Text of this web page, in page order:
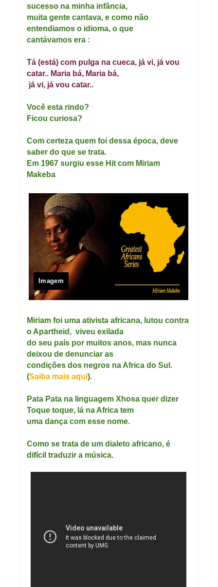
sucesso na minha infância,
muita gente cantava, e como não
entendiamos o idioma, o que
cantávamos era :
Tá (está) com pulga na cueca, já vi, já vou
catar.. Maria bá, Maria bá,
já vi, já vou catar..
Você esta rindo?
Ficou curiosa?
Com certeza quem foi dessa época, deve
saber do que se trata.
Em 1967 surgiu esse Hit com Miriam
Makeba
Imagem
Miriam foi uma ativista africana, lutou contra
o Apartheid , viveu exilada
do seu país por muitos anos, mas nunca
deixou de denunciar as
condições dos negros na Africa do Sul.
(Saiba mais aqui).
Pata Pata na linguagem Xhosa quer dizer
Toque toque, lá na Africa tem
uma dança com esse nome.
Como se trata de um dialeto africano, é
difícil traduzir a música.